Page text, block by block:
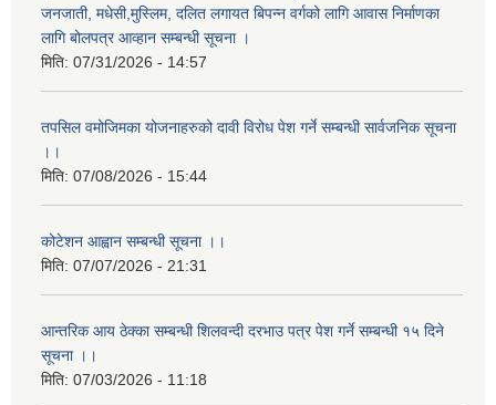
जनजाती, मधेसी,मुस्लिम, दलित लगायत बिपन्न वर्गको लागि आवास निर्माणका
लागि बोलपत्र आव्हान सम्बन्धी सूचना ।
मिति: 07/31/2026 - 14:57
तपसिल वमोजिमका योजनाहरुको दावी विरोध पेश गर्ने सम्बन्धी सार्वजनिक सूचना
।।
मिति: 07/08/2026 - 15:44
कोटेशन आह्वान सम्बन्धी सूचना ।।
मिति: 07/07/2026 - 21:31
आन्तरिक आय ठेक्का सम्बन्धी शिलवन्दी दरभाउ पत्र पेश गर्ने सम्बन्धी १५ दिने
सूचना ।।
मिति: 07/03/2026 - 11:18